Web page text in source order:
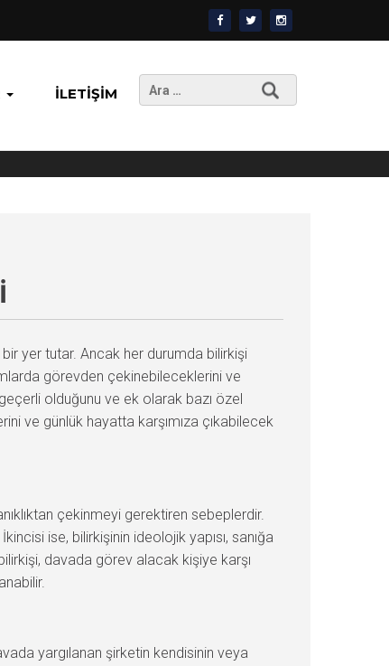
İLETIŞIM
Arama:
yer tutar. Ancak her durumda bilirkişi
görevden çekinebileceklerini ve
olduğunu ve ek olarak bazı özel
ve günlük hayatta karşımıza çıkabilecek
çekinmeyi gerektiren sebeplerdir.
ise, bilirkişinin ideolojik yapısı, sanığa
davada görev alacak kişiye karşı
yargılanan şirketin kendisinin veya